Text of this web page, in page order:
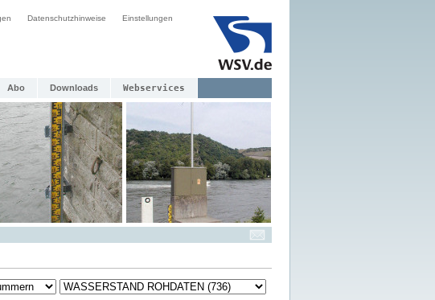
Datenschutzhinweise Einstellungen
Abo Downloads Webservices